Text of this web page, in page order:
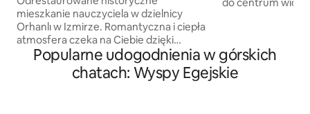
mieszkanie nauczyciela w dzielnicy
Orhanlı w Izmirze. Romantyczna i ciepła
atmosfera czeka na Ciebie dzięki
prywatnemu kominkowi w każdym
z naszych apartamentów 1+1
z oddzielnymi wejściami. Ponadto duża
do centrum
as coastal beach,
beach). Możesz
chleba Karakılçık
Popularne udogodnienia w górskich
chatach: Wyspy Egejskie